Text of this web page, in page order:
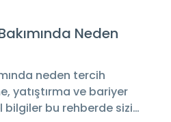
Etkili Cilt Bakım
karşı bakım ipuçları,
tavsiyeleriyle gözenek
rutini oluşturun.